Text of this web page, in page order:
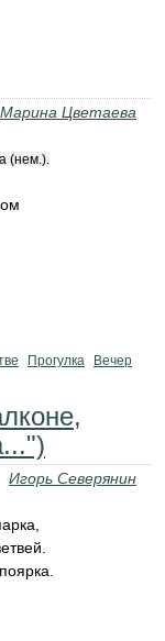
Марина Цветаева
(нем.).
Прогулка Вечер
Игорь Северянин